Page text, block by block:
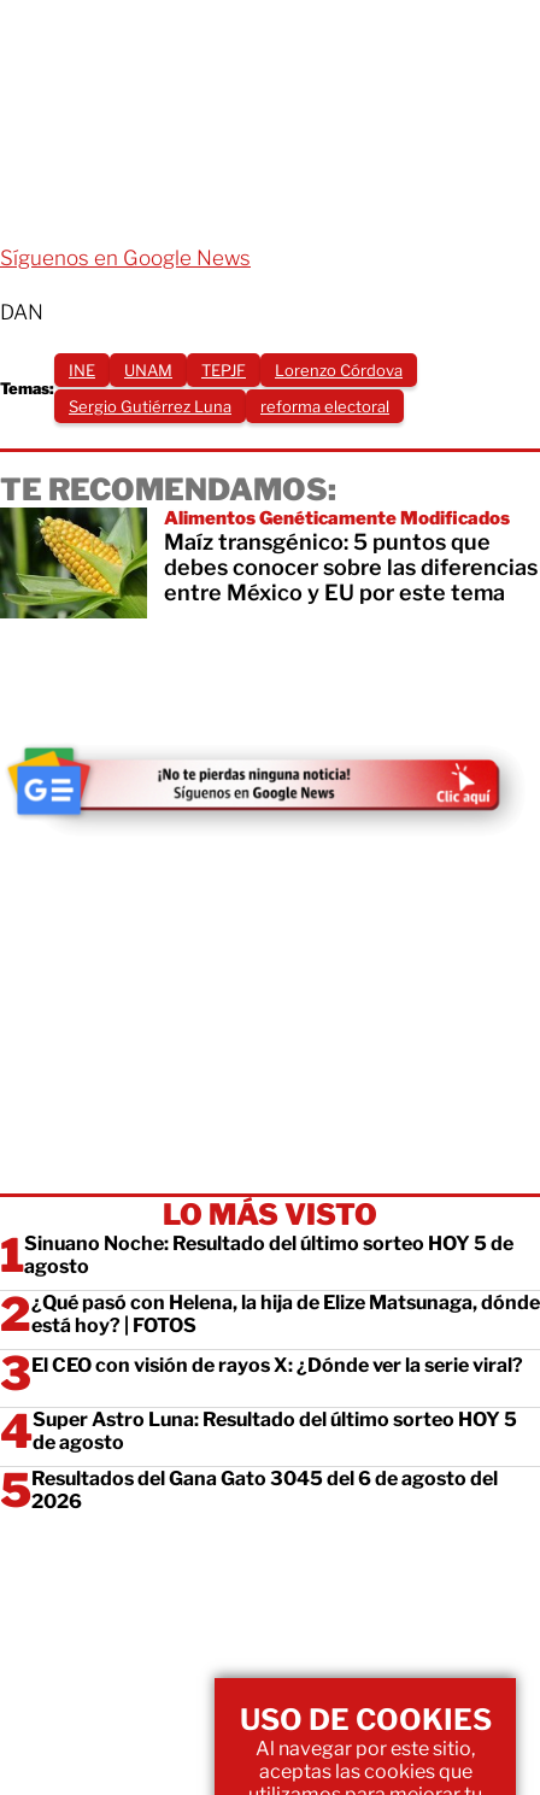
Síguenos en Google News
DAN
Temas:
INE UNAM TEPJF
Lorenzo Córdova
Sergio Gutiérrez Luna
reforma electoral
TE RECOMENDAMOS:
Alimentos Genéticamente Modificados
Maíz transgénico: 5 puntos que
debes conocer sobre las diferencias
entre México y EU por este tema
LO MÁS VISTO
Sinuano Noche: Resultado del último sorteo HOY 5 de
agosto
¿Qué pasó con Helena, la hija de Elize Matsunaga, dónde
está hoy? | FOTOS
El CEO con visión de rayos X: ¿Dónde ver la serie viral?
Super Astro Luna: Resultado del último sorteo HOY 5
de agosto
Resultados del Gana Gato 3045 del 6 de agosto del
2026
USO DE COOKIES
Al navegar por este sitio,
aceptas las cookies que